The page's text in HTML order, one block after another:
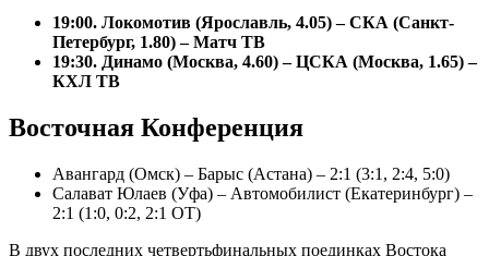
19:00. Локомотив (Ярославль, 4.05) – СКА (Санкт-
Петербург, 1.80) – Матч ТВ
19:30. Динамо (Москва, 4.60) – ЦСКА (Москва, 1.65) –
КХЛ ТВ
Восточная Конференция
Авангард (Омск) – Барыс (Астана) – 2:1 (3:1, 2:4, 5:0)
Салават Юлаев (Уфа) – Автомобилист (Екатеринбург) –
2:1 (1:0, 0:2, 2:1 ОТ)
В двух последних четвертьфинальных поединках Востока